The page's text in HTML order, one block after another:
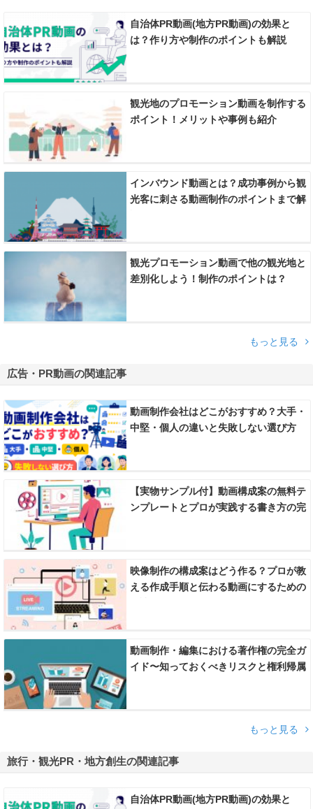
自治体PR動画(地方PR動画)の効果と
は？作り方や制作のポイントも解説
観光地のプロモーション動画を制作する
ポイント！メリットや事例も紹介
インバウンド動画とは？成功事例から観
光客に刺さる動画制作のポイントまで解
観光プロモーション動画で他の観光地と
差別化しよう！制作のポイントは？
もっと見る
広告・PR動画の関連記事
動画制作会社はどこがおすすめ？大手・
中堅・個人の違いと失敗しない選び方
【実物サンプル付】動画構成案の無料テ
ンプレートとプロが実践する書き方の完
映像制作の構成案はどう作る？プロが教
える作成手順と伝わる動画にするための
動画制作・編集における著作権の完全ガ
イド〜知っておくべきリスクと権利帰属
もっと見る
旅行・観光PR・地方創生の関連記事
自治体PR動画(地方PR動画)の効果と